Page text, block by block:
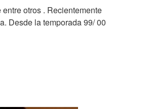
otros . Recientemente
Desde la temporada 99/ 00